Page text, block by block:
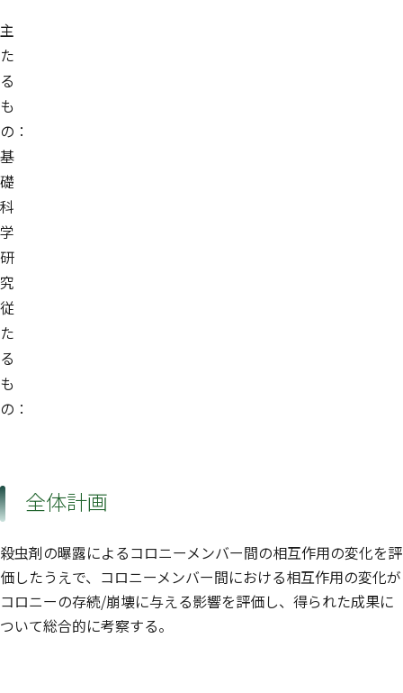
主
た
る
も
の：
基
礎
科
学
研
究
従
た
る
も
の：
全体計画
殺虫剤の曝露によるコロニーメンバー間の相互作用の変化を評
価したうえで、コロニーメンバー間における相互作用の変化が
コロニーの存続/崩壊に与える影響を評価し、得られた成果に
ついて総合的に考察する。